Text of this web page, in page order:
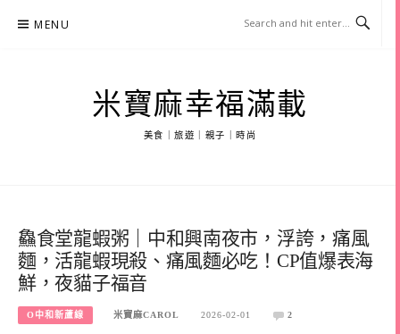
MENU
米寶麻幸福滿載
美食｜旅遊｜親子｜時尚
鱻食堂龍蝦粥｜中和興南夜市，浮誇，痛風
麵，活龍蝦現殺、痛風麵必吃！CP值爆表海
鮮，夜貓子福音
O中和新蘆線 米寶麻CAROL 2026-02-01 2